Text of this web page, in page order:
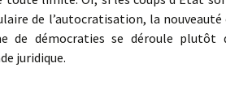
de l’autocratisation, la nouveauté
de démocraties se déroule plutôt
juridique.
qui vient …